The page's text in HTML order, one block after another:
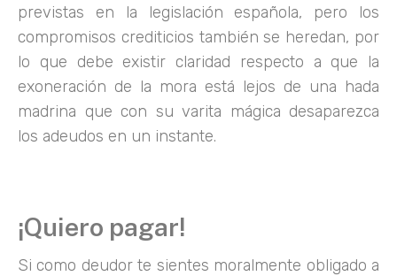
previstas en la legislación española, pero los
compromisos crediticios también se heredan, por
lo que debe existir claridad respecto a que la
exoneración de la mora está lejos de una hada
madrina que con su varita mágica desaparezca
los adeudos en un instante.
¡Quiero pagar!
Si como deudor te sientes moralmente obligado a